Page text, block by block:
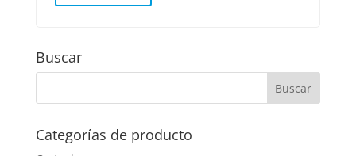
Buscar
Categorías de producto